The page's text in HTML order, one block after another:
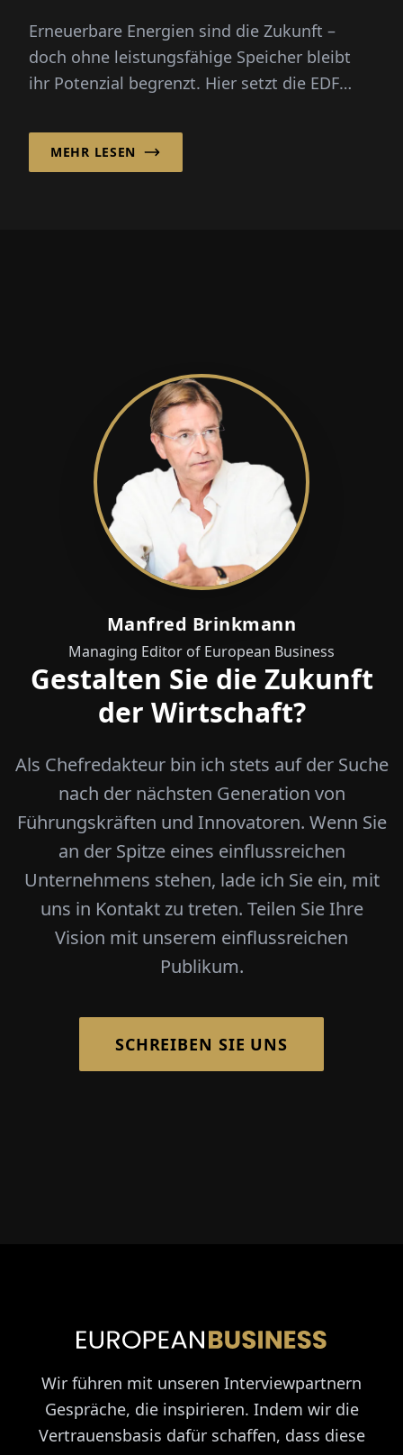
Erneuerbare Energien sind die Zukunft –
doch ohne leistungsfähige Speicher bleibt
ihr Potenzial begrenzt. Hier setzt die EDF
MEHR LESEN
Manfred Brinkmann
Managing Editor of European Business
Gestalten Sie die Zukunft
der Wirtschaft?
Als Chefredakteur bin ich stets auf der Suche
nach der nächsten Generation von
Führungskräften und Innovatoren. Wenn Sie
an der Spitze eines einflussreichen
Unternehmens stehen, lade ich Sie ein, mit
uns in Kontakt zu treten. Teilen Sie Ihre
Vision mit unserem einflussreichen
Publikum.
SCHREIBEN SIE UNS
Wir führen mit unseren Interviewpartnern
Gespräche, die inspirieren. Indem wir die
Vertrauensbasis dafür schaffen, dass diese